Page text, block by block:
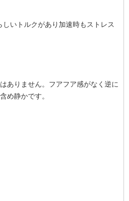
いトルクがあり加速時もストレス
ありません。フアフア感がなく逆に
め静かです。